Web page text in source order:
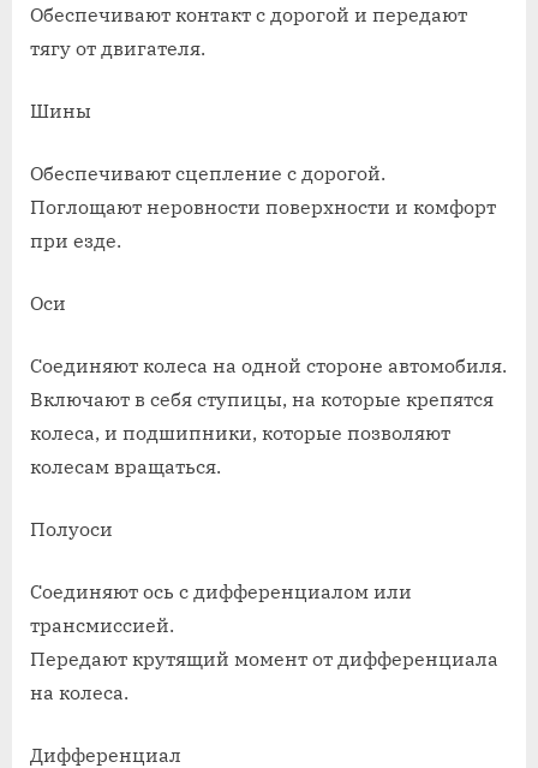
Обеспечивают контакт с дорогой и передают
тягу от двигателя.
Шины
Обеспечивают сцепление с дорогой.
Поглощают неровности поверхности и комфорт
при езде.
Оси
Соединяют колеса на одной стороне автомобиля.
Включают в себя ступицы, на которые крепятся
колеса, и подшипники, которые позволяют
колесам вращаться.
Полуоси
Соединяют ось с дифференциалом или
трансмиссией.
Передают крутящий момент от дифференциала
на колеса.
Дифференциал